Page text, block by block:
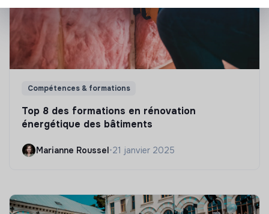
Compétences & formations
Top 8 des formations en rénovation
énergétique des bâtiments
Marianne Roussel•21 janvier 2025